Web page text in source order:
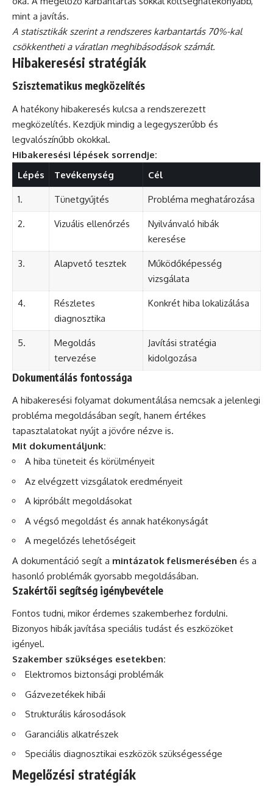
mint a javítás.
A statisztikák szerint a rendszeres karbantartás 70%-kal
csökkentheti a váratlan meghibásodások számát.
Hibakeresési stratégiák
Szisztematikus megközelítés
A hatékony hibakeresés kulcsa a rendszerezett
megközelítés. Kezdjük mindig a legegyszerűbb és
legvalószínűbb okokkal.
Hibakeresési lépések sorrendje:
Lépés
Tevékenység Cél
1. Tünetgyűjtés Probléma meghatározása
2. Vizuális ellenőrzés
Nyilvánvaló hibák
keresése
3. Alapvető tesztek
Működőképesség
vizsgálata
4.
Részletes
diagnosztika
Konkrét hiba lokalizálása
5.
Megoldás
tervezése
Javítási stratégia
kidolgozása
Dokumentálás fontossága
A hibakeresési folyamat dokumentálása nemcsak a jelenlegi
probléma megoldásában segít, hanem értékes
tapasztalatokat nyújt a jövőre nézve is.
Mit dokumentáljunk:
A hiba tüneteit és körülményeit
Az elvégzett vizsgálatok eredményeit
A kipróbált megoldásokat
A végső megoldást és annak hatékonyságát
A megelőzés lehetőségeit
A dokumentáció segít a mintázatok felismerésében és a
hasonló problémák gyorsabb megoldásában.
Szakértői segítség igénybevétele
Fontos tudni, mikor érdemes szakemberhez fordulni.
Bizonyos hibák javítása speciális tudást és eszközöket
igényel.
Szakember szükséges esetekben:
Elektromos biztonsági problémák
Gázvezetékek hibái
Strukturális károsodások
Garanciális alkatrészek
Speciális diagnosztikai eszközök szükségessége
Megelőzési stratégiák